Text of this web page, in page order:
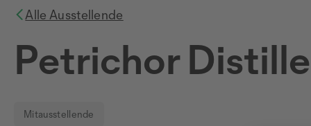
Alle Ausstellende
Petrichor
Mitausstellende